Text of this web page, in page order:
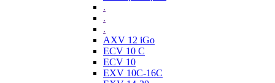
.
.
.
AXV 12 iGo
ECV 10 C
ECV 10
EXV 10C-16C